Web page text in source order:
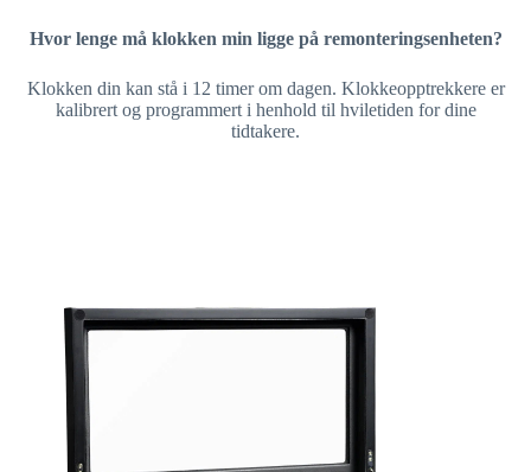
Hvor lenge må klokken min ligge på remonteringsenheten?
Klokken din kan stå i 12 timer om dagen. Klokkeopptrekkere er
kalibrert og programmert i henhold til hviletiden for dine
tidtakere.